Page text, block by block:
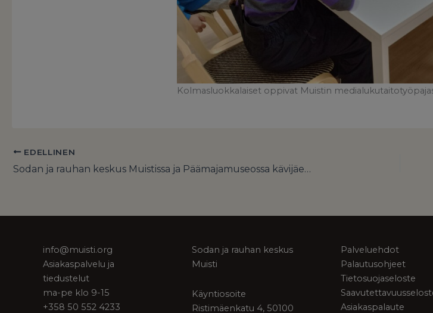
Kolmasluokkalaiset oppivat Muistin
EDELLINEN
Sodan ja rauhan keskus Muistissa ja Päämajamuseossa kävijäennätys vuonna 2024 – uusi vuosi tuo tullessaan uusia näyttelyitä ja muutoksia pääsymaksuihin
info@muisti.org
Asiakaspalvelu ja
tiedustelut
ma-pe klo 9-15
+358 50 552 4233
Sodan ja rauhan keskus
Muisti
Käyntiosoite
Ristimäenkatu 4, 50100
Palveluehdot
Palautusohjeet
Tietosuojaseloste
Asiakaspalaute